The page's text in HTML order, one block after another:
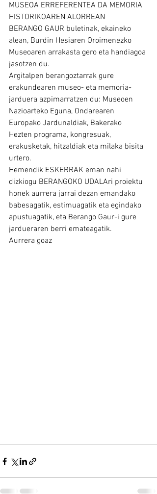
MUSEOA ERREFERENTEA DA MEMORIA
HISTORIKOAREN ALORREAN
BERANGO GAUR buletinak, ekaineko
alean, Burdin Hesiaren Oroimenezko
Museoaren arrakasta gero eta handiagoa
jasotzen du.
Argitalpen berangoztarrak gure
erakundearen museo- eta memoria-
jarduera azpimarratzen du: Museoen
Nazioarteko Eguna, Ondarearen
Europako Jardunaldiak, Bakerako
Hezten programa, kongresuak,
erakusketak, hitzaldiak eta milaka bisita
urtero.
Hemendik ESKERRAK eman nahi
dizkiogu BERANGOKO UDALAri proiektu
honek aurrera jarrai dezan emandako
babesagatik, estimuagatik eta egindako
apustuagatik, eta Berango Gaur-i gure
jardueraren berri emateagatik.
Aurrera goaz